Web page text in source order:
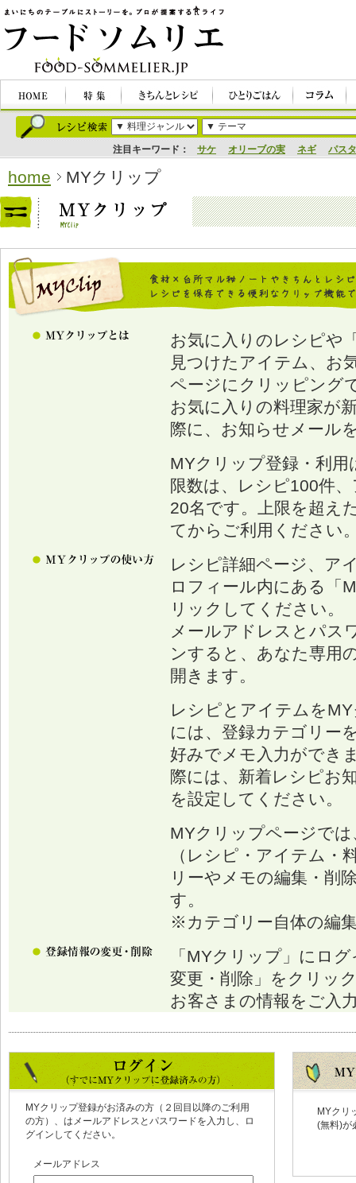
注目キーワード： サケ オリーブの実 ネギ パスタ
home MYクリップ
お気に入りのレシピや
見つけたアイテム、お
ページにクリッピング
お気に入りの料理家が
際に、お知らせメール
MYクリップ登録・利
限数は、レシピ100件
20名です。上限を超え
てからご利用ください
レシピ詳細ページ、ア
ロフィール内にある「
リックしてください。
メールアドレスとパス
ンすると、あなた専用
開きます。
レシピとアイテムを
には、登録カテゴリー
好みでメモ入力ができ
際には、新着レシピお
を設定してください。
MYクリップページで
（レシピ・アイテム・
リーやメモの編集・削
す。
※カテゴリー自体の編
「MYクリップ」にロ
変更・削除」をクリッ
お客さまの情報をご入
MYクリップ登録がお済みの方（２回目以降のご利用
の方）、はメールアドレスとパスワードを入力し、ロ
グインしてください。
メールアドレス
MYクリ
(無料)が